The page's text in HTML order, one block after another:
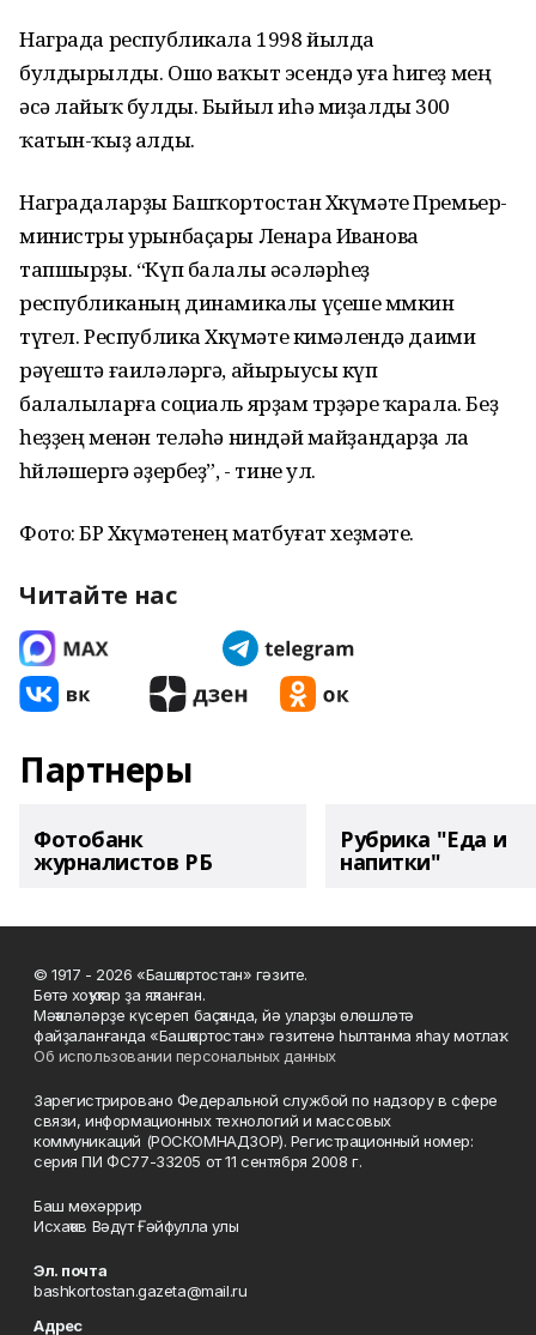
Награда республикала 1998 йылда
булдырылды. Ошо ваҡыт эсендә уға һигеҙ мең
әсә лайыҡ булды. Быйыл иһә миҙалды 300
ҡатын-ҡыҙ алды.
Наградаларҙы Башҡортостан Хөкүмәте Премьер-
министры урынбаҫары Ленара Иванова
тапшырҙы. “Күп балалы әсәләрһеҙ
республиканың динамикалы үҫеше мөмкин
түгел. Республика Хөкүмәте кимәлендә даими
рәүештә ғаиләләргә, айырыусы күп
балалыларға социаль ярҙам төрҙәре ҡарала. Беҙ
һеҙҙең менән теләһә ниндәй майҙандарҙа ла
һөйләшергә әҙербеҙ”, - тине ул.
Фото: БР Хөкүмәтенең матбуғат хеҙмәте.
Читайте нас
Партнеры
Фотобанк
журналистов РБ
Рубрика "Еда и
напитки"
© 1917 - 2026 «Башҡортостан» гәзите.
Бөтә хоҡуҡтар ҙа яҡланған.
Мәҡәләләрҙе күсереп баҫҡанда, йә уларҙы өлөшләтә
файҙаланғанда «Башҡортостан» гәзитенә һылтанма яһау мотлаҡ.
Об использовании персональных данных
Зарегистрировано Федеральной службой по надзору в сфере
связи, информационных технологий и массовых
коммуникаций (РОСКОМНАДЗОР). Регистрационный номер:
серия ПИ ФС77-33205 от 11 сентября 2008 г.
Баш мөхәррир
Исхаҡов Вәдүт Ғәйфулла улы
Эл. почта
bashkortostan.gazeta@mail.ru
Адрес